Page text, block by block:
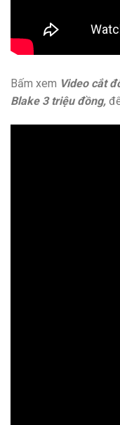
Bấm xem Video cắt
Blake 3 triệu đồng,